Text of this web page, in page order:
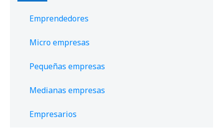
Emprendedores
Micro empresas
Pequeñas empresas
Medianas empresas
Empresarios